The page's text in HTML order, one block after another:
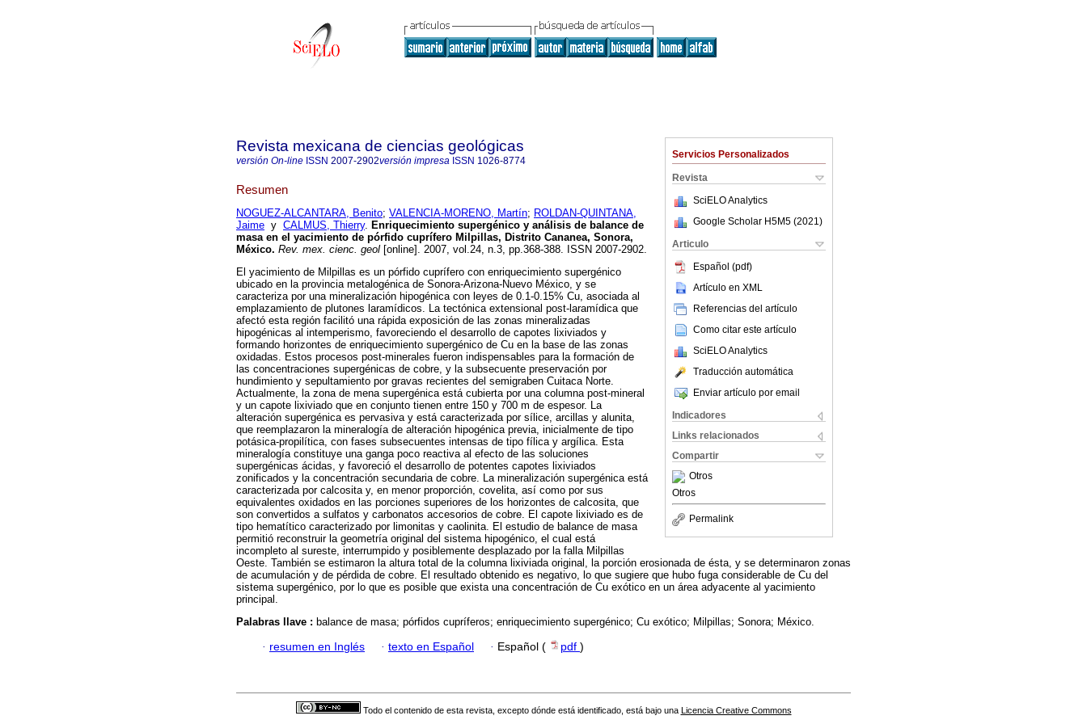
Servicios Personalizados
Revista
SciELO Analytics
Google Scholar H5M5 (2021 )
Articulo
Español (pdf)
Artículo en XML
Referencias del artículo
Como citar este artículo
SciELO Analytics
Traducción automática
Enviar artículo por email
Indicadores
Links relacionados
Compartir
Otros
Otros
Permalink
Revista mexicana de ciencias geológicas
versión On-line ISSN 2007-2902versión impresa ISSN 1026-8774
Resumen
NOGUEZ-ALCANTARA, Benito; VALENCIA-MORENO, Martín; ROLDAN-QUINTANA,
Jaime y CALMUS, Thierry. Enriquecimiento supergénico y análisis de balance de
masa en el yacimiento de pórfido cuprífero Milpillas, Distrito Cananea, Sonora,
México. Rev. mex. cienc. geol [online]. 2007, vol.24, n.3, pp.368-388. ISSN 2007-2902.
El yacimiento de Milpillas es un pórfido cuprífero con enriquecimiento supergénico
ubicado en la provincia metalogénica de Sonora-Arizona-Nuevo México, y se
caracteriza por una mineralización hipogénica con leyes de 0.1-0.15% Cu, asociada al
emplazamiento de plutones laramídicos. La tectónica extensional post-laramídica que
afectó esta región facilitó una rápida exposición de las zonas mineralizadas
hipogénicas al intemperismo, favoreciendo el desarrollo de capotes lixiviados y
formando horizontes de enriquecimiento supergénico de Cu en la base de las zonas
oxidadas. Estos procesos post-minerales fueron indispensables para la formación de
las concentraciones supergénicas de cobre, y la subsecuente preservación por
hundimiento y sepultamiento por gravas recientes del semigraben Cuitaca Norte.
Actualmente, la zona de mena supergénica está cubierta por una columna post-mineral
y un capote lixiviado que en conjunto tienen entre 150 y 700 m de espesor. La
alteración supergénica es pervasiva y está caracterizada por sílice, arcillas y alunita,
que reemplazaron la mineralogía de alteración hipogénica previa, inicialmente de tipo
potásica-propilítica, con fases subsecuentes intensas de tipo fílica y argílica. Esta
mineralogía constituye una ganga poco reactiva al efecto de las soluciones
supergénicas ácidas, y favoreció el desarrollo de potentes capotes lixiviados
zonificados y la concentración secundaria de cobre. La mineralización supergénica está
caracterizada por calcosita y, en menor proporción, covelita, así como por sus
equivalentes oxidados en las porciones superiores de los horizontes de calcosita, que
son convertidos a sulfatos y carbonatos accesorios de cobre. El capote lixiviado es de
tipo hematítico caracterizado por limonitas y caolinita. El estudio de balance de masa
permitió reconstruir la geometría original del sistema hipogénico, el cual está
incompleto al sureste, interrumpido y posiblemente desplazado por la falla Milpillas
Oeste. También se estimaron la altura total de la columna lixiviada original, la porción erosionada de ésta, y se determinaron zonas
de acumulación y de pérdida de cobre. El resultado obtenido es negativo, lo que sugiere que hubo fuga considerable de Cu del
sistema supergénico, por lo que es posible que exista una concentración de Cu exótico en un área adyacente al yacimiento
principal.
Palabras llave : balance de masa; pórfidos cupríferos; enriquecimiento supergénico; Cu exótico; Milpillas; Sonora; México.
· resumen en Inglés · texto en Español · Español ( pdf )
Todo el contenido de esta revista, excepto dónde está identificado, está bajo una Licencia Creative Commons